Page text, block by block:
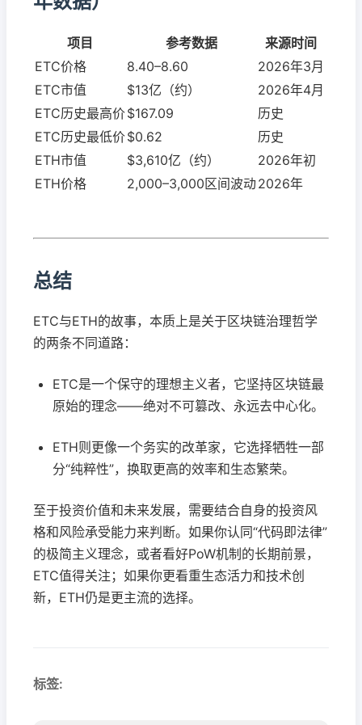
项目 参考数据
来源时间
ETC价格
8.40–8.60
2026年3月
ETC市值
$13亿（约）
2026年4月
ETC历史最高价$167.09
历史
ETC历史最低价$0.62
历史
ETH市值
$3,610亿（约）
2026年初
ETH价格
2,000–3,000区间波动2026年
总结
ETC与ETH的故事，本质上是关于区块链治理哲学
的两条不同道路：
ETC是一个保守的理想主义者，它坚持区块链最
原始的理念——绝对不可篡改、永远去中心化。
ETH则更像一个务实的改革家，它选择牺牲一部
分“纯粹性”，换取更高的效率和生态繁荣。
至于投资价值和未来发展，需要结合自身的投资风
格和风险承受能力来判断。如果你认同“代码即法律”
的极简主义理念，或者看好PoW机制的长期前景，
ETC值得关注；如果你更看重生态活力和技术创
新，ETH仍是更主流的选择。
标签: